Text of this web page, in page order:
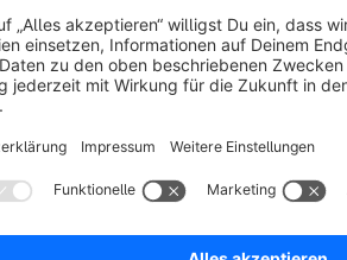
Klasse!
5.0
Richtig coole Erweiterung für jeden Shop!